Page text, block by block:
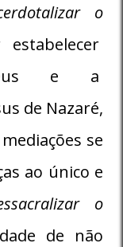
o
e a
de Nazaré,
se
ao único e
o
de não